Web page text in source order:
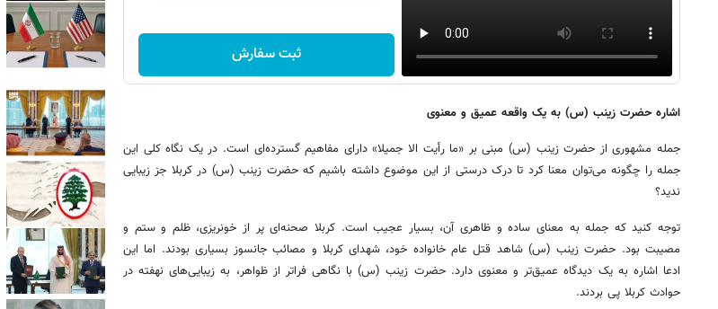
ثبت سفارش
اشاره حضرت زینب (س) به یک واقعه عمیق و معنوی
جمله مشهوری از حضرت زینب (س) مبنی بر «ما رأیت الا جمیلا» دارای مفاهیم گسترده‌ای است. در یک نگاه کلی این
جمله را چگونه می‌توان معنا کرد تا درک درستی از این موضوع داشته باشیم که حضرت زینب (س) در کربلا جز زیبایی
ندید؟
توجه کنید که جمله به معنای ساده و ظاهری آن، بسیار عجیب است. کربلا صحنه‌ای پر از خونریزی، ظلم و ستم و
مصیبت بود. حضرت زینب (س) شاهد قتل عام خانواده خود، شهدای کربلا و مصائب جانسوز بسیاری بودند. اما این
ادعا اشاره به یک دیدگاه عمیق‌تر و معنوی دارد. حضرت زینب (س) با نگاهی فراتر از ظواهر، به زیبایی‌های نهفته در
حوادث کربلا پی بردند.